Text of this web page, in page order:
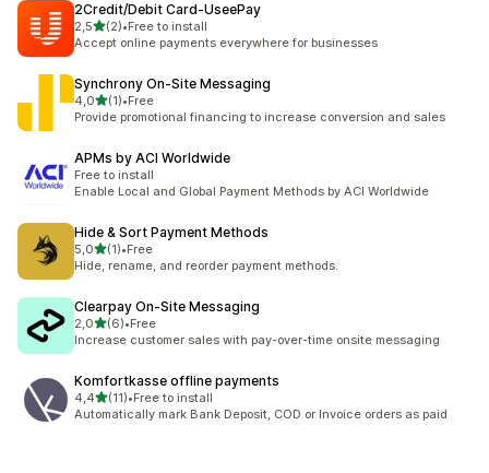
2Credit/Debit Card‑UseePay
2,55 yıldız üzerinden
(2)
toplam 2 değerlendirme
•Free to install
Accept online payments everywhere for businesses
Synchrony On‑Site Messaging
4,05 yıldız üzerinden
(1)
toplam 1 değerlendirme
•Free
Provide promotional financing to increase conversion and sales
APMs by ACI Worldwide
Free to install
Enable Local and Global Payment Methods by ACI Worldwide
Hide & Sort Payment Methods
5,05 yıldız üzerinden
(1)
toplam 1 değerlendirme
•Free
Hide, rename, and reorder payment methods.
Clearpay On‑Site Messaging
2,05 yıldız üzerinden
(6)
toplam 6 değerlendirme
•Free
Increase customer sales with pay-over-time onsite messaging
Komfortkasse offline payments
4,45 yıldız üzerinden
(11)
toplam 11 değerlendirme
•Free to install
Automatically mark Bank Deposit, COD or Invoice orders as paid